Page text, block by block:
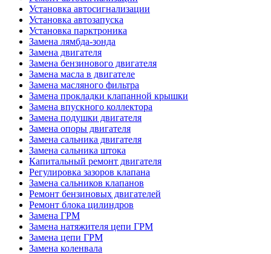
Установка автосигнализации
Установка автозапуска
Установка парктроника
Замена лямбда-зонда
Замена двигателя
Замена бензинового двигателя
Замена масла в двигателе
Замена масляного фильтра
Замена прокладки клапанной крышки
Замена впускного коллектора
Замена подушки двигателя
Замена опоры двигателя
Замена сальника двигателя
Замена сальника штока
Капитальный ремонт двигателя
Регулировка зазоров клапана
Замена сальников клапанов
Ремонт бензиновых двигателей
Ремонт блока цилиндров
Замена ГРМ
Замена натяжителя цепи ГРМ
Замена цепи ГРМ
Замена коленвала